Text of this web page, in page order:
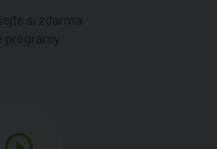
si zdarma
programy.